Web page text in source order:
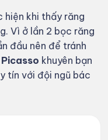
hiện khi thấy răng
Vì ở lần 2 bọc răng
đầu nên để tránh
khuyên bạn
tín với đội ngũ bác